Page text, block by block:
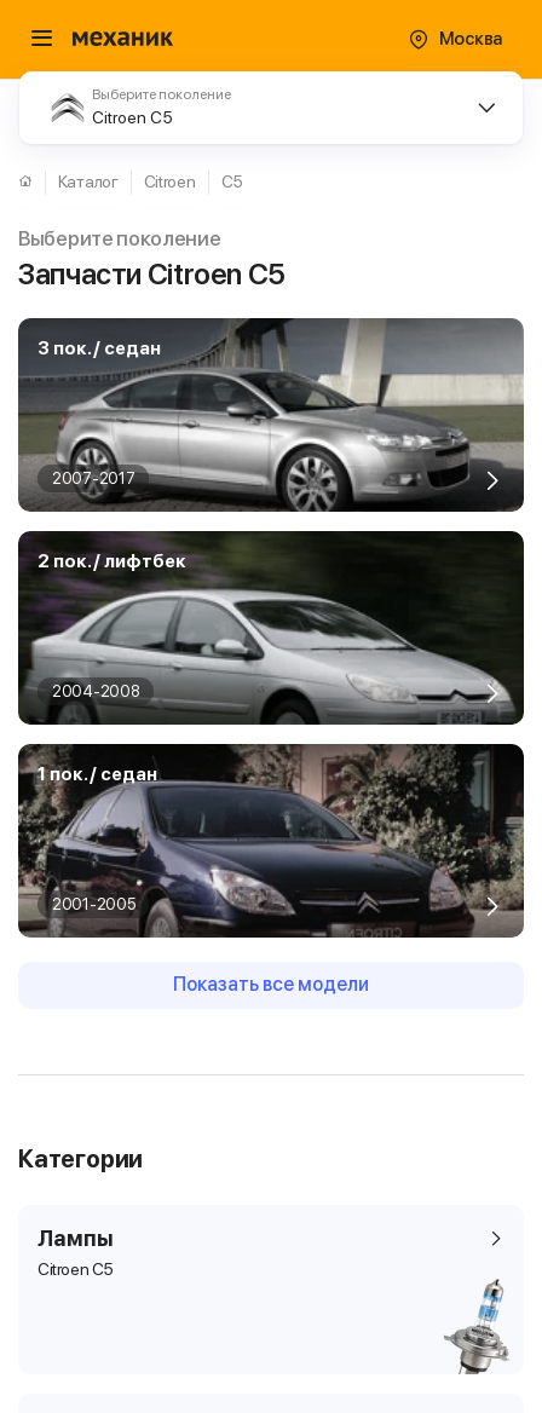
Москва
Выберите поколение
Citroen C5
Каталог Citroen C5
Выберите поколение
Запчасти Citroen C5
3 пок. / седан
2007-2017
2 пок. / лифтбек
2004-2008
1 пок. / седан
2001-2005
Показать все модели
Категории
Лампы
Citroen C5